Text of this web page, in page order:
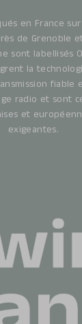
en France
de Grenoble
sont labellisés
la
fiable
radio et sont
et
exigeantes.